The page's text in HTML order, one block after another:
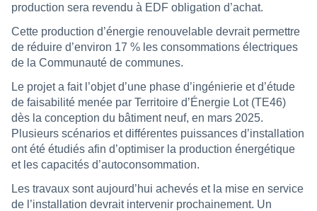
production sera revendu à EDF obligation d’achat.
Cette production d’énergie renouvelable devrait permettre
de réduire d’environ 17 % les consommations électriques
de la Communauté de communes.
Le projet a fait l’objet d’une phase d’ingénierie et d’étude
de faisabilité menée par Territoire d’Énergie Lot (TE46)
dès la conception du bâtiment neuf, en mars 2025.
Plusieurs scénarios et différentes puissances d’installation
ont été étudiés afin d’optimiser la production énergétique
et les capacités d’autoconsommation.
Les travaux sont aujourd’hui achevés et la mise en service
de l’installation devrait intervenir prochainement. Un